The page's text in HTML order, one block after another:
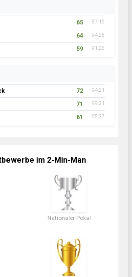
65 87:16
64 94:25
59 91:26
72 94:21
71 99:21
61 85:27
im 2-Min-Man
Nationaler Pokal